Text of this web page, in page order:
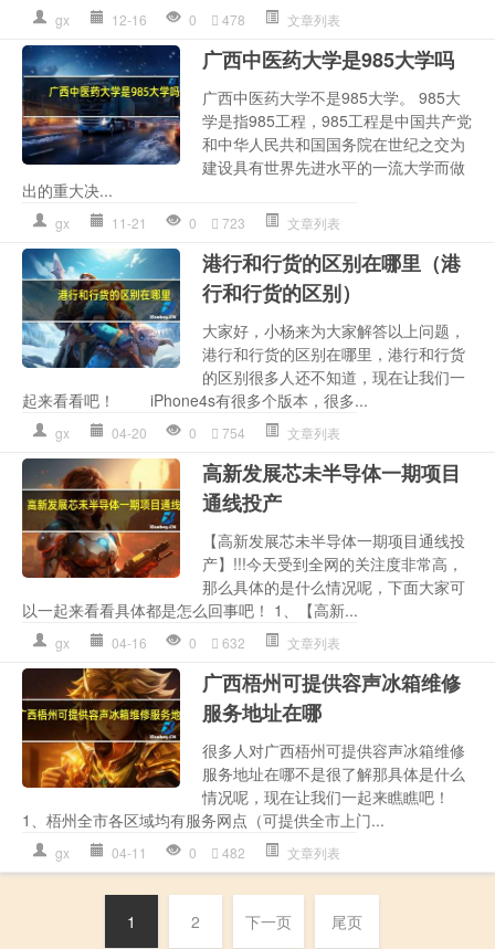
gx 12-16 0 478 文章列表
广西中医药大学是985大学吗
广西中医药大学不是985大学。 985大
学是指985工程，985工程是中国共产党
和中华人民共和国国务院在世纪之交为
建设具有世界先进水平的一流大学而做
出的重大决...
gx 11-21 0 723 文章列表
港行和行货的区别在哪里（港
行和行货的区别）
大家好，小杨来为大家解答以上问题，
港行和行货的区别在哪里，港行和行货
的区别很多人还不知道，现在让我们一
起来看看吧！ iPhone4s有很多个版本，很多...
gx 04-20 0 754 文章列表
高新发展芯未半导体一期项目
通线投产
【高新发展芯未半导体一期项目通线投
产】!!!今天受到全网的关注度非常高，
那么具体的是什么情况呢，下面大家可
以一起来看看具体都是怎么回事吧！ 1、【高新...
gx 04-16 0 632 文章列表
广西梧州可提供容声冰箱维修
服务地址在哪
很多人对广西梧州可提供容声冰箱维修
服务地址在哪不是很了解那具体是什么
情况呢，现在让我们一起来瞧瞧吧！
1、梧州全市各区域均有服务网点（可提供全市上门...
gx 04-11 0 482 文章列表
1 2 下一页 尾页